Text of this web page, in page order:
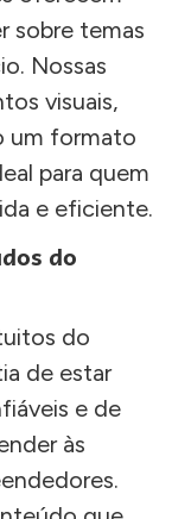
sobre temas
Nossas
visuais,
um formato
para quem
e eficiente.
do
do
de estar
e de
às